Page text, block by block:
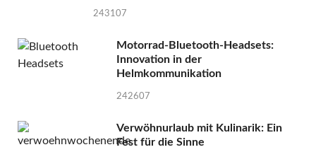
243107
Motorrad-Bluetooth-Headsets:
Innovation in der
Helmkommunikation
242607
Verwöhnurlaub mit Kulinarik: Ein
Fest für die Sinne